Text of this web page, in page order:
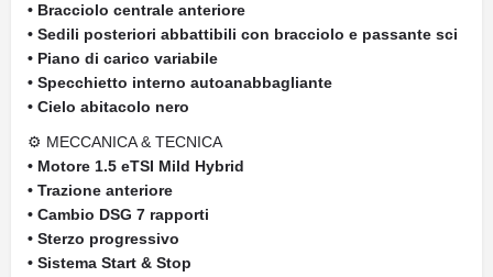
• Bracciolo centrale anteriore
• Sedili posteriori abbattibili con bracciolo e passante sci
• Piano di carico variabile
• Specchietto interno autoanabbagliante
• Cielo abitacolo nero
⚙ MECCANICA & TECNICA
• Motore 1.5 eTSI Mild Hybrid
• Trazione anteriore
• Cambio DSG 7 rapporti
• Sterzo progressivo
• Sistema Start & Stop